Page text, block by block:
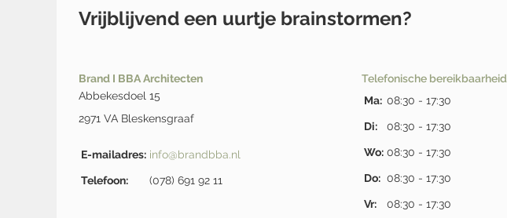
Vrijblijvend een uurtje brainstormen?
Brand I BBA Architecten
Abbekesdoel 15
2971 VA Bleskensgraaf
E-mailadres: info@brandbba.nl
Telefoon: (078) 691 92 11
Telefonische bereikbaarheid
Ma: 08:30 - 17:30
Di: 08:30 - 17:30
Wo: 08:30 - 17:30
Do: 08:30 - 17:30
Vr: 08:30 - 17:30